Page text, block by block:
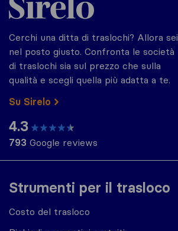
Strumenti per il trasloco
Costo del trasloco
Cerchi una ditta di traslochi? Allora sei
nel posto giusto. Confronta le società
di traslochi sia sul prezzo che sulla
qualità e scegli quella più adatta a te.
Su Sirelo
4.3
793 Google reviews